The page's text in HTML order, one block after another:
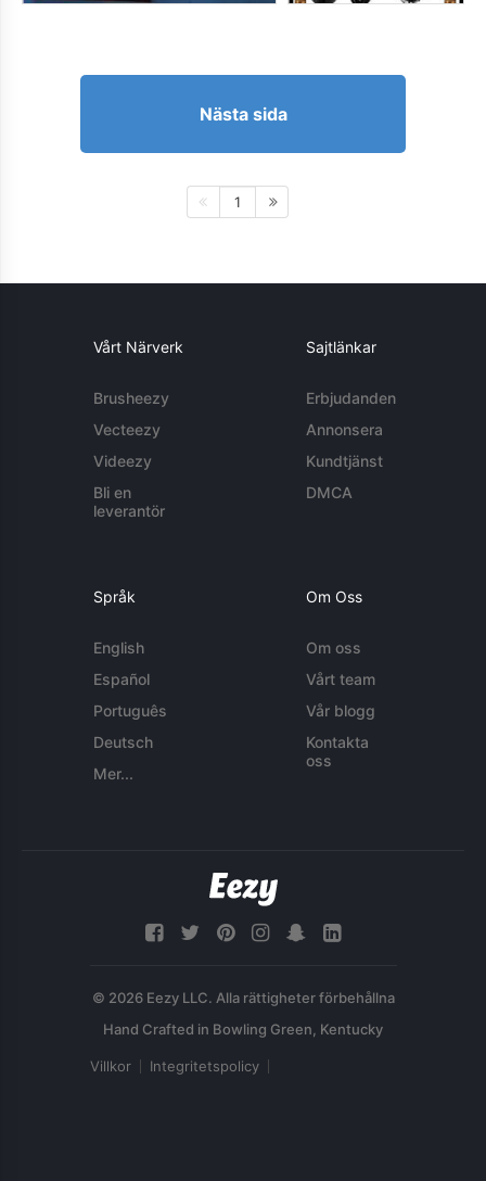
Nästa sida
1
Vårt Närverk
Brusheezy
Vecteezy
Videezy
Bli en
leverantör
Sajtlänkar
Erbjudanden
Annonsera
Kundtjänst
DMCA
Språk
English
Español
Português
Deutsch
Mer...
Om Oss
Om oss
Vårt team
Vår blogg
Kontakta
oss
© 2026 Eezy LLC. Alla rättigheter förbehållna
Villkor Integritetspolicy